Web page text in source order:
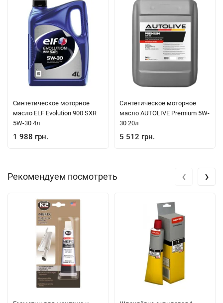
Синтетическое моторное
масло ELF Evolution 900 SXR
5W-30 4л
1 988 грн.
Синтетическое моторное
масло AUTOLIVE Premium 5W-
30 20л
5 512 грн.
Рекомендуем посмотреть ‹ ›